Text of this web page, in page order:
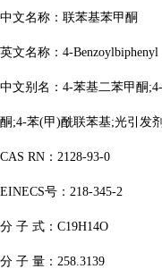
中文名称：联苯基苯甲酮
英文名称： 4-Benzoylbiphenyl
中文别名： 4-苯基二苯甲酮
酮;4-苯(甲)酰联苯基;光引发
CAS RN：2128-93-0
EINECS号：218-345-2
分 子 式： C19H14O
分 子 量： 258.3139